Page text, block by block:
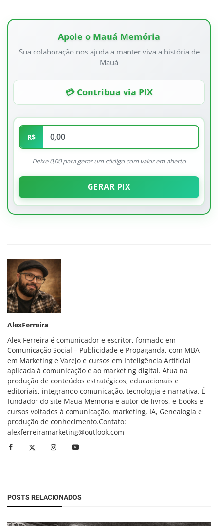
Apoie o Mauá Memória
Sua colaboração nos ajuda a manter viva a história de
Mauá
💳 Contribua via PIX
R$
Deixe 0,00 para gerar um código com valor em aberto
GERAR PIX
AlexFerreira
Alex Ferreira é comunicador e escritor, formado em
Comunicação Social – Publicidade e Propaganda, com MBA
em Marketing e Varejo e cursos em Inteligência Artificial
aplicada à comunicação e ao marketing digital. Atua na
produção de conteúdos estratégicos, educacionais e
editoriais, integrando comunicação, tecnologia e narrativa. É
fundador do site Mauá Memória e autor de livros, e-books e
cursos voltados à comunicação, marketing, IA, Genealogia e
produção de conhecimento.Contato:
alexferreiramarketing@outlook.com
POSTS RELACIONADOS